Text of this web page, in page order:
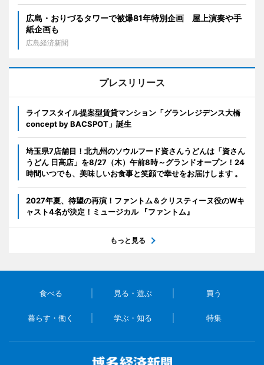
広島・おりづるタワーで被爆81年特別企画 屋上演奏や手
紙企画も
広島経済新聞
プレスリリース
ライフスタイル提案型賃貸マンション「グランレジデンス大橋
concept by BACSPOT」誕生
埼玉県7店舗目！北九州のソウルフード資さんうどんは「資さん
うどん 日高店」を8/27（木）午前8時～グランドオープン！24
時間いつでも、美味しいお食事と笑顔で幸せをお届けします 。
2027年夏、待望の再演！ファントム＆クリスティーヌ役のWキ
ャスト4名が決定！ミュージカル 『ファントム』
もっと見る
食べる 見る・遊ぶ 買う
暮らす・働く 学ぶ・知る 特集